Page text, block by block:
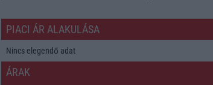
PIACI ÁR ALAKULÁSA
Nincs elegendő adat
ÁRAK